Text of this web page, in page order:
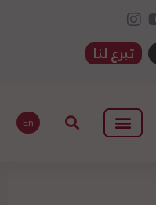
تبرع لنا
En